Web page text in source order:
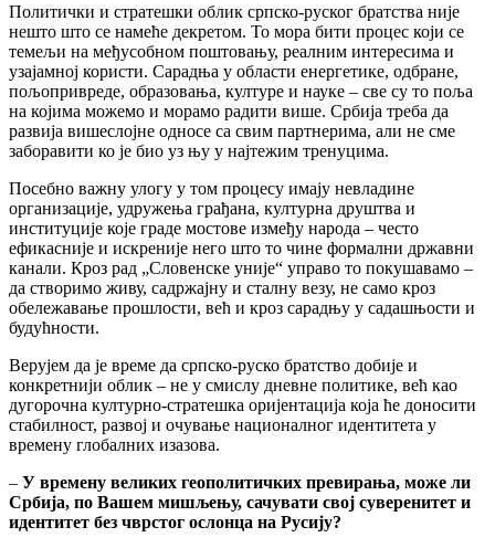
Политички и стратешки облик српско-руског братства није
нешто што се намеће декретом. То мора бити процес који се
темељи на међусобном поштовању, реалним интересима и
узајамној користи. Сарадња у области енергетике, одбране,
пољопривреде, образовања, културе и науке – све су то поља
на којима можемо и морамо радити више. Србија треба да
развија вишеслојне односе са свим партнерима, али не сме
заборавити ко је био уз њу у најтежим тренуцима.
Посебно важну улогу у том процесу имају невладине
организације, удружења грађана, културна друштва и
институције које граде мостове између народа – често
ефикасније и искреније него што то чине формални државни
канали. Кроз рад „Словенске уније“ управо то покушавамо –
да створимо живу, садржајну и сталну везу, не само кроз
обележавање прошлости, већ и кроз сарадњу у садашњости и
будућности.
Верујем да је време да српско-руско братство добије и
конкретнији облик – не у смислу дневне политике, већ као
дугорочна културно-стратешка оријентација која ће доносити
стабилност, развој и очување националног идентитета у
времену глобалних изазова.
– У времену великих геополитичких превирања, може ли
Србија, по Вашем мишљењу, сачувати свој суверенитет и
идентитет без чврстог ослонца на Русију?